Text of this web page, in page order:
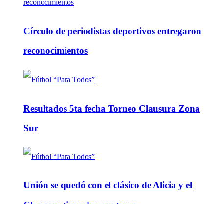
Círculo de periodistas deportivos entregaron
reconocimientos
Resultados 5ta fecha Torneo Clausura Zona
Sur
Unión se quedó con el clásico de Alicia y el